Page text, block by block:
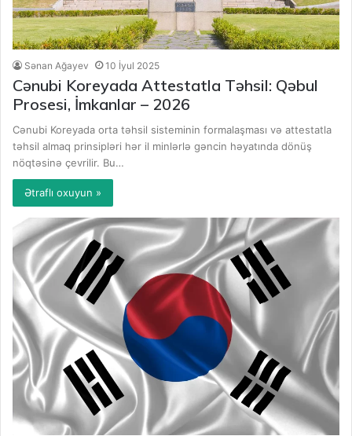
Sənan Ağayev 10 İyul 2025
Cənubi Koreyada Attestatla Təhsil: Qəbul
Prosesi, İmkanlar – 2026
Cənubi Koreyada orta təhsil sisteminin formalaşması və attestatla
təhsil almaq prinsipləri hər il minlərlə gəncin həyatında dönüş
nöqtəsinə çevrilir. Bu…
Ətraflı oxuyun »